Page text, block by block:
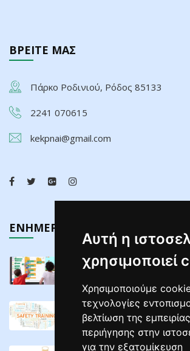
Αυτή η
χρησιμοποιεί
Χρησιμοποιούμε
τεχνολογίες
βελτίωση της εμπειρίας
περιήγησης στην
για την εξατομίκευση
ΒΡΕΙΤΕ ΜΑΣ
Πάρκο Ροδινιού, Ρόδος 85133
2241 070615
kekpnai@gmail.com
ΕΝΗΜΕΡΩΣΗ
Τελευταίος Κύκλος
ΣΕΜΙΝΑΡΙΑ ΕΠΙΜΟΡΦΩΣΗΣ
04/04/2025